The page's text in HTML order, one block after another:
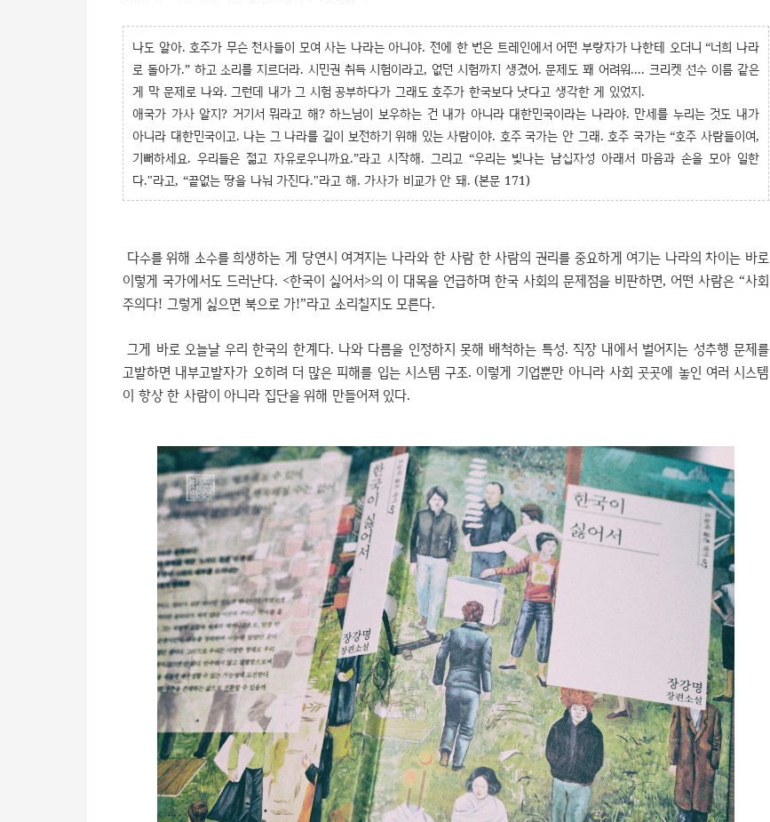
나도 알아. 호주가 무슨 천사들이 모여 사는 나라는 아니야. 전에 한 번은 트레인에서 어떤 부랑자가 나한테 오더니 “너희 나라
로 돌아가.” 하고 소리를 지르더라. 시민권 취득 시험이라고, 없던 시험까지 생겼어. 문제도 꽤 어려워.... 크리켓 선수 이름 같은
게 막 문제로 나와. 그런데 내가 그 시험 공부하다가 그래도 호주가 한국보다 낫다고 생각한 게 있었지.
애국가 가사 알지? 거기서 뭐라고 해? 하느님이 보우하는 건 내가 아니라 대한민국이라는 나라야. 만세를 누리는 것도 내가
아니라 대한민국이고. 나는 그 나라를 길이 보전하기 위해 있는 사람이야. 호주 국가는 안 그래. 호주 국가는 “호주 사람들이여,
기뻐하세요. 우리들은 젊고 자유로우니까요.”라고 시작해. 그리고 “우리는 빛나는 남십자성 아래서 마음과 손을 모아 일한
다."라고, “끝없는 땅을 나눠 가진다."라고 해. 가사가 비교가 안 돼. (본문 171)
다수를 위해 소수를 희생하는 게 당연시 여겨지는 나라와 한 사람 한 사람의 권리를 중요하게 여기는 나라의 차이는 바로
이렇게 국가에서도 드러난다. <한국이 싫어서>의 이 대목을 언급하며 한국 사회의 문제점을 비판하면, 어떤 사람은 “사회
주의다! 그렇게 싫으면 북으로 가!”라고 소리칠지도 모른다.
그게 바로 오늘날 우리 한국의 한계다. 나와 다름을 인정하지 못해 배척하는 특성. 직장 내에서 벌어지는 성추행 문제를
고발하면 내부고발자가 오히려 더 많은 피해를 입는 시스템 구조. 이렇게 기업뿐만 아니라 사회 곳곳에 놓인 여러 시스템
이 항상 한 사람이 아니라 집단을 위해 만들어져 있다.